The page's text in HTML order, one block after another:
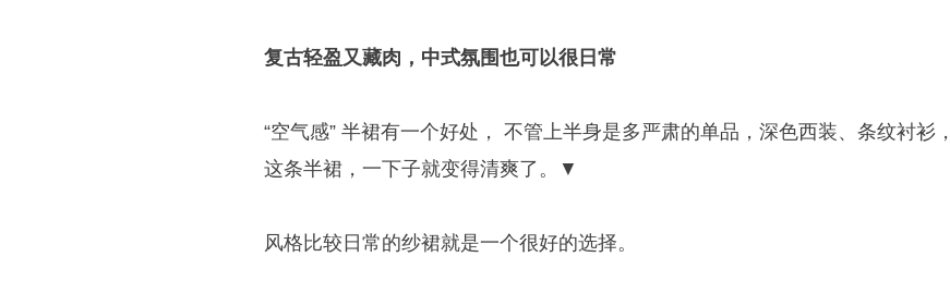
复古轻盈又藏肉，中式氛围也可以很日常
“空气感” 半裙有一个好处， 不管上半身是多严肃的单品，深色西装、条纹衬衫
这条半裙，一下子就变得清爽了。▼
风格比较日常的纱裙就是一个很好的选择。